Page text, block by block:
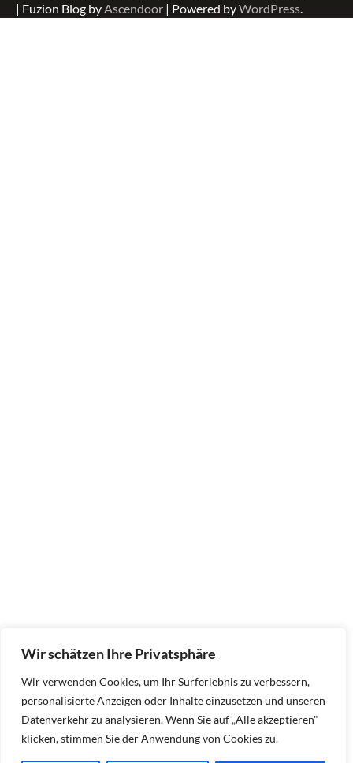
Wir schätzen Ihre Privatsphäre
Wir verwenden Cookies, um Ihr Surferlebnis zu verbessern,
personalisierte Anzeigen oder Inhalte einzusetzen und unseren
Datenverkehr zu analysieren. Wenn Sie auf „Alle akzeptieren"
klicken, stimmen Sie der Anwendung von Cookies zu.
| Fuzion Blog byAscendoor | Powered byWordPress.